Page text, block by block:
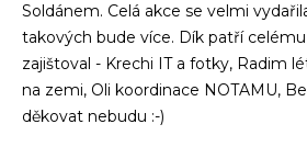
Soldánem. Celá akce se velmi
takových bude více. Dík patří
zajištoval - Krechi IT a fotky, Radim
na zemi, Oli koordinace NOTAMU,
děkovat nebudu :-)